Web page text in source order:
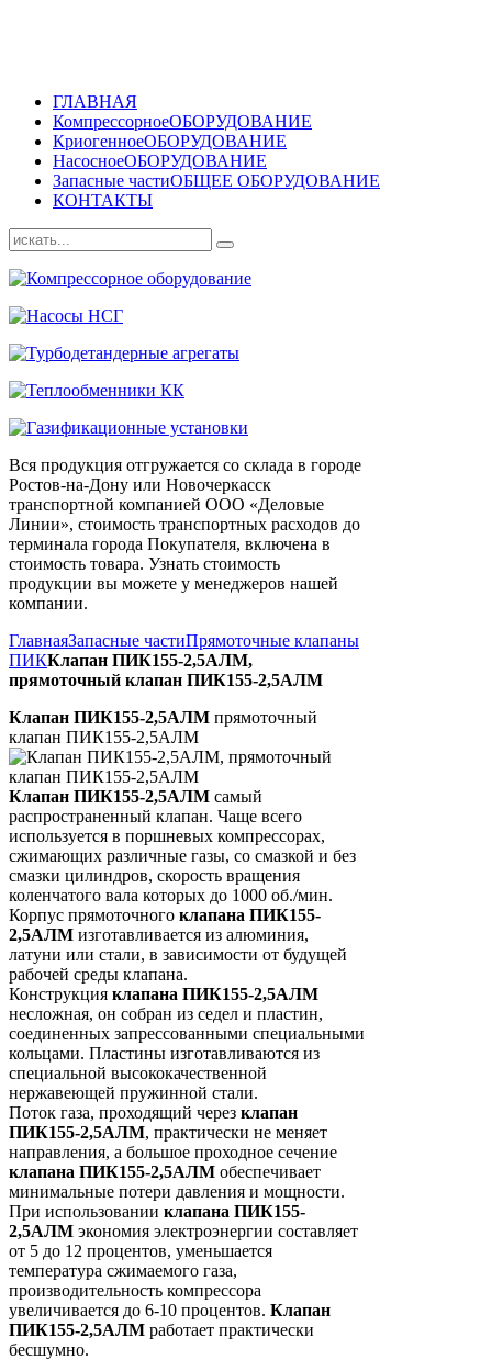
ГЛАВНАЯ
КомпрессорноеОБОРУДОВАНИЕ
КриогенноеОБОРУДОВАНИЕ
НасосноеОБОРУДОВАНИЕ
Запасные частиОБЩЕЕ ОБОРУДОВАНИЕ
КОНТАКТЫ
Вся продукция отгружается со склада в городе
Ростов-на-Дону или Новочеркасск
транспортной компанией ООО «Деловые
Линии», стоимость транспортных расходов до
терминала города Покупателя, включена в
стоимость товара. Узнать стоимость
продукции вы можете у менеджеров нашей
компании.
ГлавнаяЗапасные частиПрямоточные клапаны
ПИККлапан ПИК155-2,5АЛМ,
прямоточный клапан ПИК155-2,5АЛМ
Клапан ПИК155-2,5АЛМ прямоточный
клапан ПИК155-2,5АЛМ
Клапан ПИК155-2,5АЛМ самый
распространенный клапан. Чаще всего
используется в поршневых компрессорах,
сжимающих различные газы, со смазкой и без
смазки цилиндров, скорость вращения
коленчатого вала которых до 1000 об./мин.
Корпус прямоточного клапана ПИК155-
2,5АЛМ изготавливается из алюминия,
латуни или стали, в зависимости от будущей
рабочей среды клапана.
Конструкция клапана ПИК155-2,5АЛМ
несложная, он собран из седел и пластин,
соединенных запрессованными специальными
кольцами. Пластины изготавливаются из
специальной высококачественной
нержавеющей пружинной стали.
Поток газа, проходящий через клапан
ПИК155-2,5АЛМ, практически не меняет
направления, а большое проходное сечение
клапана ПИК155-2,5АЛМ обеспечивает
минимальные потери давления и мощности.
При использовании клапана ПИК155-
2,5АЛМ экономия электроэнергии составляет
от 5 до 12 процентов, уменьшается
температура сжимаемого газа,
производительность компрессора
увеличивается до 6-10 процентов. Клапан
ПИК155-2,5АЛМ работает практически
бесшумно.